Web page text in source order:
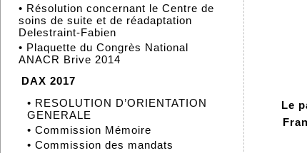
• Résolution concernant le Centre de
soins de suite et de réadaptation
Delestraint-Fabien
• Plaquette du Congrès National
ANACR Brive 2014
DAX 2017
• RESOLUTION D’ORIENTATION
GENERALE
• Commission Mémoire
• Commission des mandats
Le